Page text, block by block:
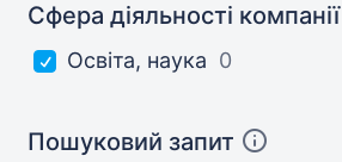
Сфера діяльності компанії
Освіта, наука 0
Пошуковий запит